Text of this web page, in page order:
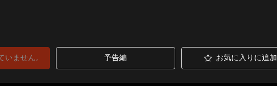
ません。 予告編 お気に入りに追加